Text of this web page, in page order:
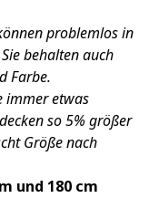
problemlos in
behalten auch
Farbe.
immer etwas
so 5% größer
Größe nach
und 180 cm